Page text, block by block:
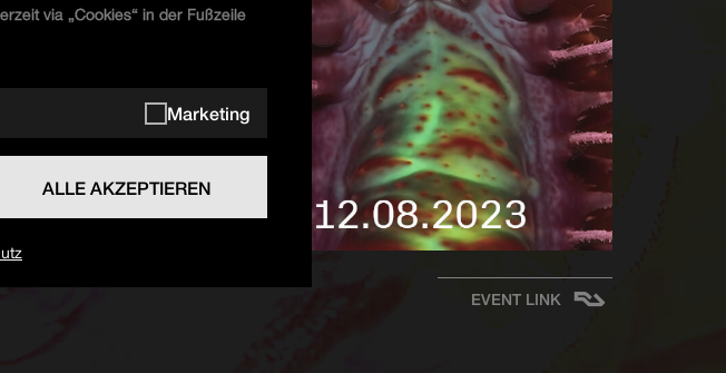
T.W. Floor
EVENT LINK
via „Cookies“ in der Fußzeile
Marketing
ALLE AKZEPTIEREN